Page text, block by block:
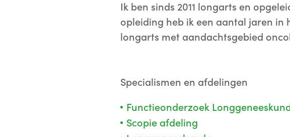
Ik ben sinds 2011 longarts en
opleiding heb ik een aantal jaren in
longarts met aandachtsgebied
Specialismen en afdelingen
Functieonderzoek
Scopie afdeling